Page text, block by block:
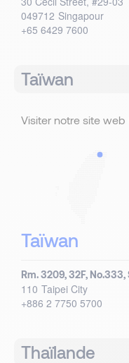
049712 Singapour
+65 6429 7600
Taïwan
Visiter notre site web
Taïwan
Rm. 3209, 32F, No.333,
110 Taipei City
+886 2 7750 5700
Thaïlande